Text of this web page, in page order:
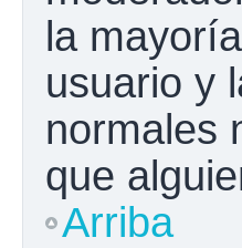
la
usuario y
normales
que
Arriba